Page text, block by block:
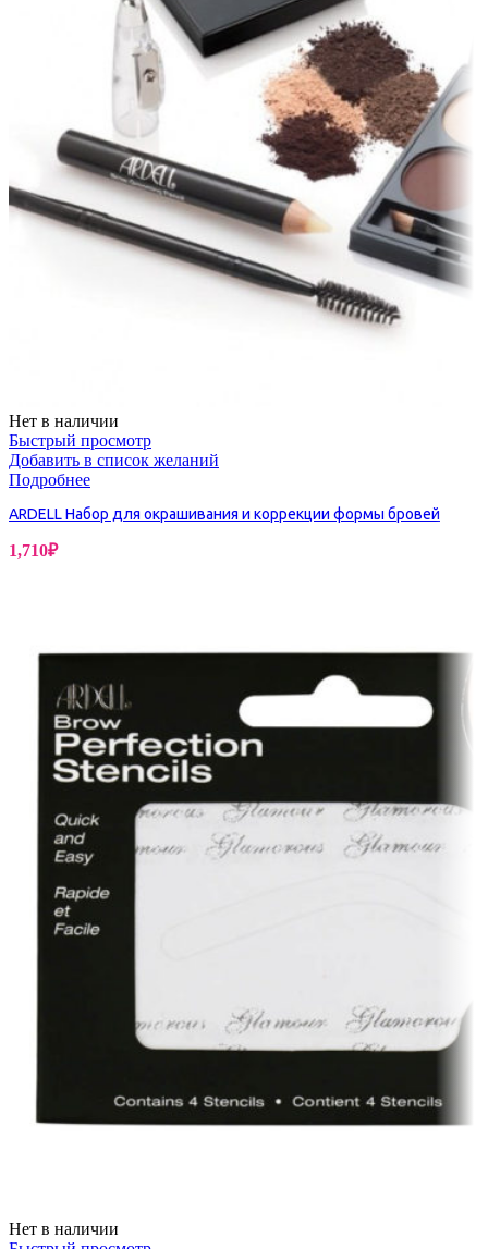
Нет в наличии
Быстрый просмотр
Добавить в список желаний
Подробнее
ARDELL Набор для окрашивания и коррекции формы бровей
1,710₽
Нет в наличии